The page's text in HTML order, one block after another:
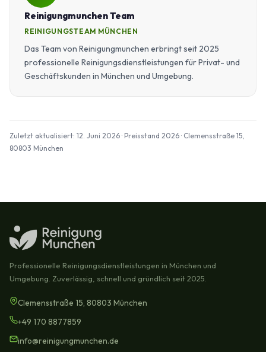
Reinigungmunchen Team
REINIGUNGSTEAM MÜNCHEN
Das Team von Reinigungmunchen erbringt seit 2025
professionelle Reinigungsdienstleistungen für Privat- und
Geschäftskunden in München und Umgebung.
Zuletzt aktualisiert: 12. Juni 2026 · Preisstand 2026 · Clemensstraße 15,
80803 München
Professionelle Reinigungsdienstleistungen in München und
Umgebung. Zuverlässig, schnell und gründlich seit 2025.
Clemensstraße 15, 80803 München
+49 170 8877859
info@reinigungmunchen.de